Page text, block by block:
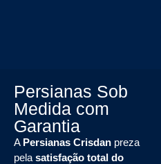
Persianas Sob
Medida com
Garantia
A Persianas Crisdan preza
pela satisfação total do